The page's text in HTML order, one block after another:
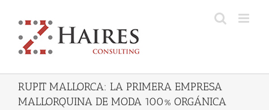
content
RUPIT MALLORCA: LA PRIMERA EMPRESA
MALLORQUINA DE MODA 100% ORGÁNICA